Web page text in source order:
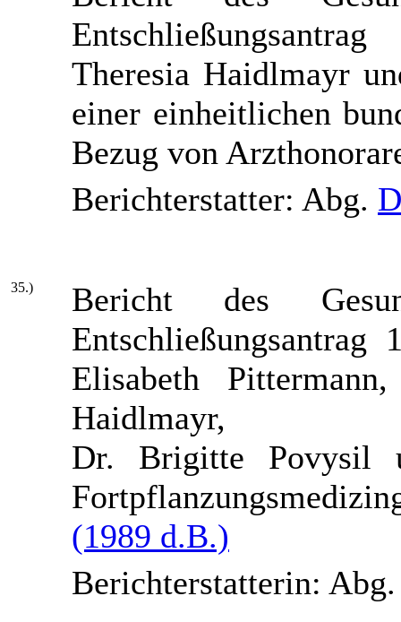
Theresia Haidlmayr
einer einheitlichen
Bezug von
Berichterstatter: Abg.
35.)
Bericht des
Elisabeth
Haidlmayr,
Dr. Brigitte Povysil
(1989 d.B.)
Berichterstatterin: